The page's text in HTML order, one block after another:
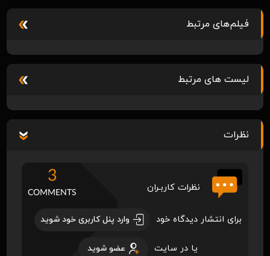
فیلم‌های مرتبط
لیست های مرتبط
نظرات
نظرات کاربـران
3
COMMENTS
برای انتشار دیدگاه خود وارد پنل کاربری خود شوید
یا در سایت عضو شوید